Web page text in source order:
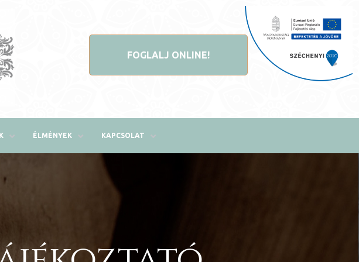
FOGLALJ ONLINE!
ÉLMÉNYEK KAPCSOLAT